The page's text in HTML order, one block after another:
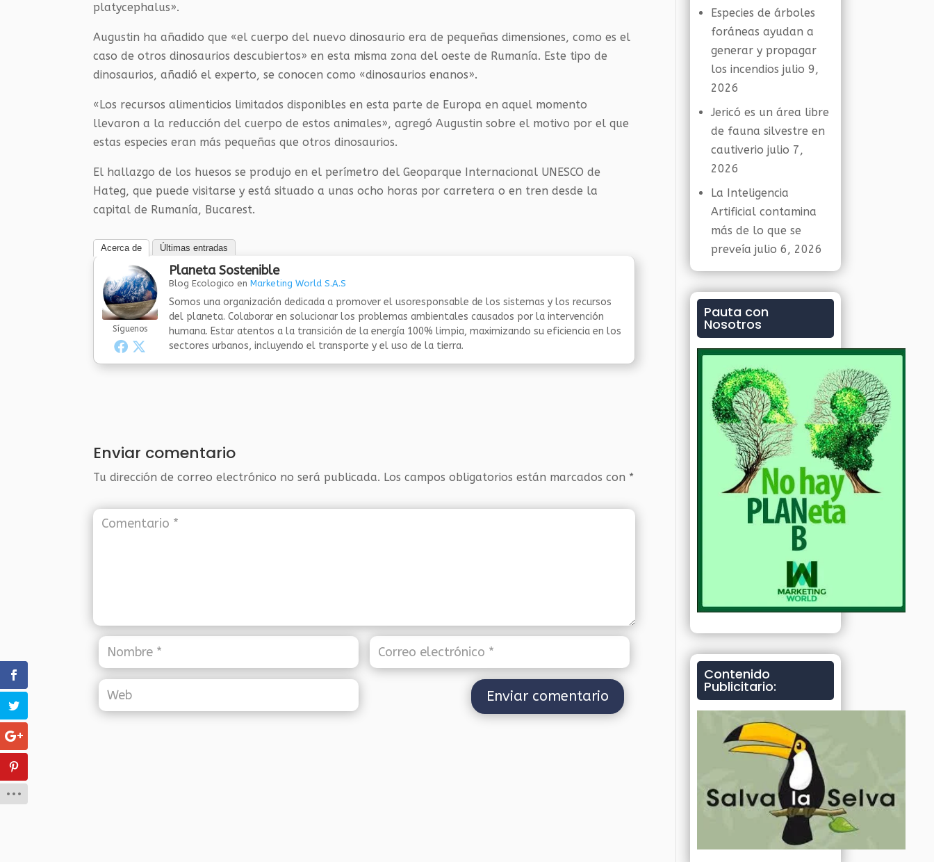
platycephalus».
Augustin ha añadido que «el cuerpo del nuevo dinosaurio era de pequeñas dimensiones, como es el
caso de otros dinosaurios descubiertos» en esta misma zona del oeste de Rumanía. Este tipo de
dinosaurios, añadió el experto, se conocen como «dinosaurios enanos».
«Los recursos alimenticios limitados disponibles en esta parte de Europa en aquel momento
llevaron a la reducción del cuerpo de estos animales», agregó Augustin sobre el motivo por el que
estas especies eran más pequeñas que otros dinosaurios.
El hallazgo de los huesos se produjo en el perímetro del Geoparque Internacional UNESCO de
Hateg, que puede visitarse y está situado a unas ocho horas por carretera o en tren desde la
capital de Rumanía, Bucarest.
Acerca de Últimas entradas
Síguenos
Planeta Sostenible
Blog Ecologico enMarketing World S.A.S
Somos una organización dedicada a promover el usoresponsable de los sistemas y los recursos
del planeta. Colaborar en solucionar los problemas ambientales causados por la intervención
humana. Estar atentos a la transición de la energía 100% limpia, maximizando su eficiencia en los
sectores urbanos, incluyendo el transporte y el uso de la tierra.
Enviar comentario
Tu dirección de correo electrónico no será publicada. Los campos obligatorios están marcados con *
Especies de árboles
foráneas ayudan a
generar y propagar
los incendios julio 9,
2026
Jericó es un área libre
de fauna silvestre en
cautiverio julio 7,
2026
La Inteligencia
Artificial contamina
más de lo que se
preveía julio 6, 2026
Pauta con
Nosotros
Contenido
Publicitario: